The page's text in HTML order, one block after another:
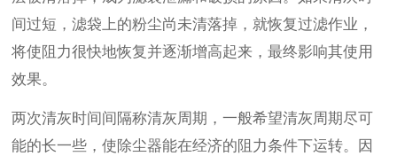
间过短，滤袋上的粉尘尚未清落掉，就恢复过滤作业，
将使阻力很快地恢复并逐渐增高起来，最终影响其使用
效果。
两次清灰时间间隔称清灰周期，一般希望清灰周期尽可
能的长一些，使除尘器能在经济的阻力条件下运转。因